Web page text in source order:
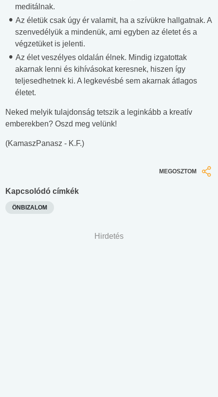
meditálnak.
Az életük csak úgy ér valamit, ha a szívükre hallgatnak. A
szenvedélyük a mindenük, ami egyben az életet és a
végzetüket is jelenti.
Az élet veszélyes oldalán élnek. Mindig izgatottak
akarnak lenni és kihívásokat keresnek, hiszen így
teljesedhetnek ki. A legkevésbé sem akarnak átlagos
életet.
Neked melyik tulajdonság tetszik a leginkább a kreatív
emberekben? Oszd meg velünk!
(KamaszPanasz - K.F.)
MEGOSZTOM
Kapcsolódó címkék
ÖNBIZALOM
Hirdetés